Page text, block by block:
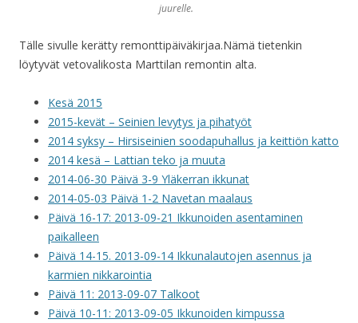
juurelle.
Tälle sivulle kerätty remonttipäiväkirjaa.Nämä tietenkin
löytyvät vetovalikosta Marttilan remontin alta.
Kesä 2015
2015-kevät – Seinien levytys ja pihatyöt
2014 syksy – Hirsiseinien soodapuhallus ja keittiön katto
2014 kesä – Lattian teko ja muuta
2014-06-30 Päivä 3-9 Yläkerran ikkunat
2014-05-03 Päivä 1-2 Navetan maalaus
Päivä 16-17: 2013-09-21 Ikkunoiden asentaminen
paikalleen
Päivä 14-15. 2013-09-14 Ikkunalautojen asennus ja
karmien nikkarointia
Päivä 11: 2013-09-07 Talkoot
Päivä 10-11: 2013-09-05 Ikkunoiden kimpussa